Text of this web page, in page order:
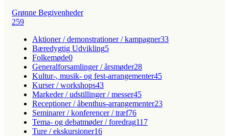
Grønne Begivenheder
259
Aktioner / demonstrationer / kampagner33
Bæredygtig Udvikling5
Folkemøde0
Generalforsamlinger / årsmøder28
Kultur-, musik- og fest-arrangementer45
Kurser / workshops43
Markeder / udstillinger / messer45
Receptioner / åbenthus-arrangementer23
Seminarer / konferencer / træf76
Tema- og debatmøder / foredrag117
Ture / ekskursioner16